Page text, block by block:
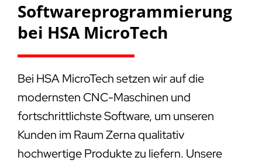
Softwareprogrammierung
bei HSA MicroTech
Bei HSA MicroTech setzen wir auf die
modernsten CNC-Maschinen und
fortschrittlichste Software, um unseren
Kunden im Raum Zerna qualitativ
hochwertige Produkte zu liefern. Unsere